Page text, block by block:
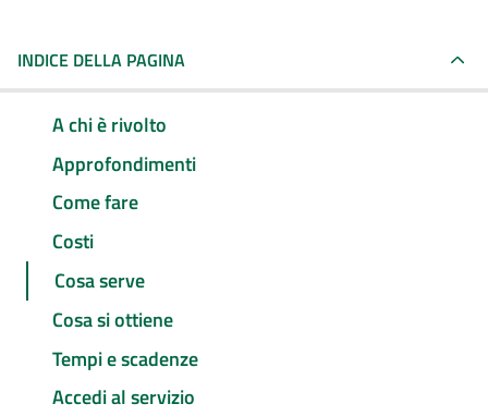
INDICE DELLA PAGINA
A chi è rivolto
Approfondimenti
Come fare
Costi
Cosa serve
Cosa si ottiene
Tempi e scadenze
Accedi al servizio